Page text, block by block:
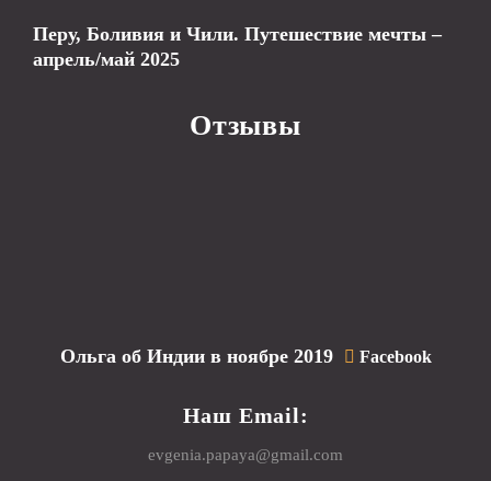
Перу, Боливия и Чили. Путешествие мечты –
апрель/май 2025
Отзывы
Ольга об Индии в ноябре 2019 Facebook
Наш Email:
evgenia.papaya@gmail.com